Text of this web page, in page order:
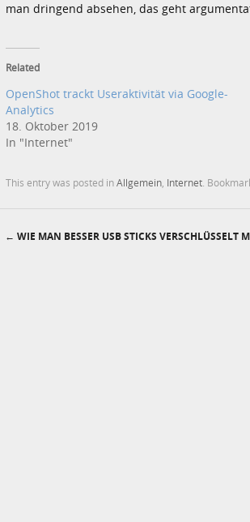
man dringend absehen, das geht
Related
OpenShot trackt Useraktivität via Google-
Analytics
18. Oktober 2019
In "Internet"
This entry was posted inAllgemein Internet .
← WIE MAN BESSER USB STICKS VERSCHLÜSSELT